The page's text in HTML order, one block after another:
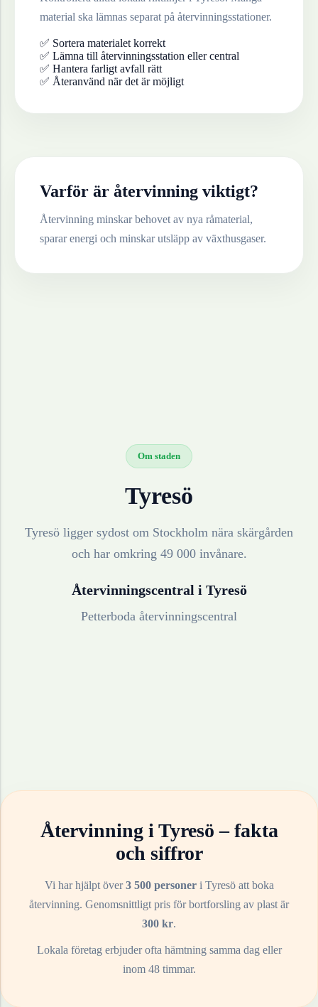
material ska lämnas separat på återvinningsstationer.
✅ Sortera materialet korrekt
✅ Lämna till återvinningsstation eller central
✅ Hantera farligt avfall rätt
✅ Återanvänd när det är möjligt
Varför är återvinning viktigt?
Återvinning minskar behovet av nya råmaterial,
sparar energi och minskar utsläpp av växthusgaser.
Om staden
Tyresö
Tyresö ligger sydost om Stockholm nära skärgården
och har omkring 49 000 invånare.
Återvinningscentral i Tyresö
Petterboda återvinningscentral
Återvinning iTyresö – fakta
och siffror
Vi har hjälpt över3 500 personeri Tyresöatt boka
återvinning. Genomsnittligt pris för bortforsling av plast är
300 kr.
Lokala företag erbjuder ofta hämtning samma dag eller
inom 48 timmar.